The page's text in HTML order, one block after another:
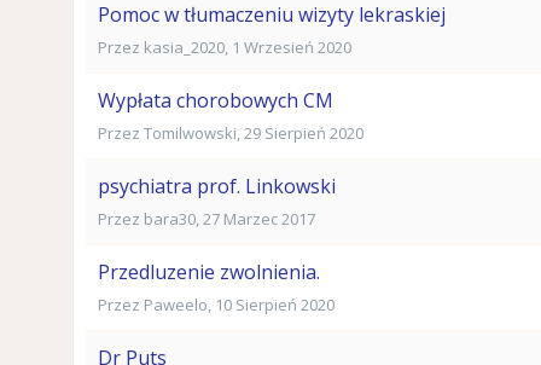
Pomoc w tłumaczeniu wizyty lekraskiej
Przez kasia_2020, 1 Wrzesień 2020
Wypłata chorobowych CM
Przez Tomilwowski,29 Sierpień 2020
psychiatra prof. Linkowski
Przez bara30,27 Marzec 2017
Przedluzenie zwolnienia.
Przez Paweelo, 10 Sierpień 2020
Dr Puts